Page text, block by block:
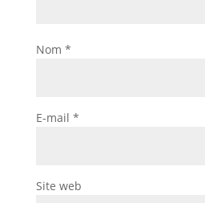
Nom *
E-mail *
Site web